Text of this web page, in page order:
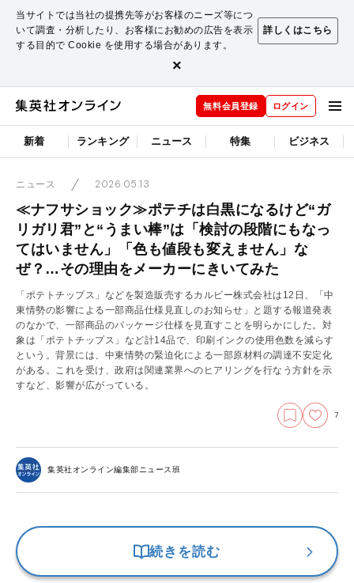
当サイトでは当社の提携先等がお客様のニーズ等につ
いて調査・分析したり、お客様にお勧めの広告を表示
する目的で Cookie を使用する場合があります。
詳しくはこちら
×
無料会員登録 ログイン
新着 ランキング ニュース 特集 ビジネス
ニュース 2026.05.13
≪ナフサショック≫ポテチは白黒になるけど“ガ
リガリ君”と“うまい棒”は「検討の段階にもなっ
てはいません」「色も値段も変えません」な
ぜ？…その理由をメーカーにきいてみた
「ポテトチップス」などを製造販売するカルビー株式会社は12日、「中
東情勢の影響による一部商品仕様見直しのお知らせ」と題する報道発表
のなかで、一部商品のパッケージ仕様を見直すことを明らかにした。対
象は「ポテトチップス」など計14品で、印刷インクの使用色数を減らす
という。背景には、中東情勢の緊迫化による一部原材料の調達不安定化
がある。これを受け、政府は関連業界へのヒアリングを行なう方針を示
すなど、影響が広がっている。
7
集英社オンライン編集部ニュース班
続きを読む